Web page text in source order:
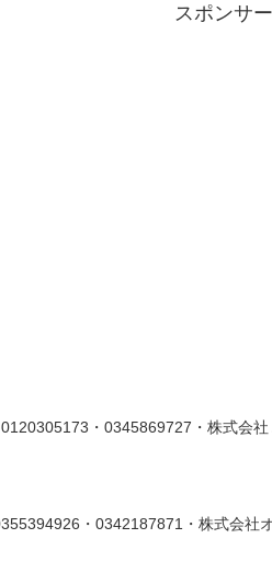
スポンサ
0120305173・0345869727・株式会社
・0342187871・株式会社